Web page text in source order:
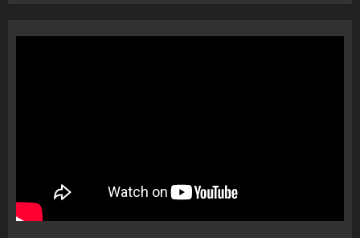
1
“bosen” Joana Nano për
abuzim me fondet publike dhe
pasuri të pajustifikuar